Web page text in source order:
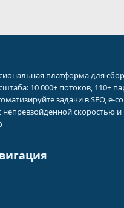
платформа для
10 000+ потоков, 110+
задачи в SEO, e-
непревзойденной скоростью и